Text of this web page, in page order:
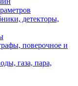
детекторы,
поверочное и
газа, пара,